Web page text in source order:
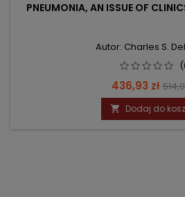
PNEUMONIA, AN ISSUE OF
Autor: Charles S.
Cena
436,93 zł
 Dodaj do